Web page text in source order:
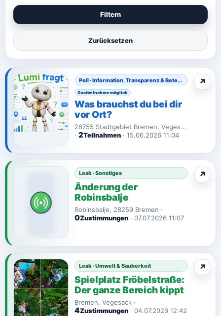
Filtern
Zurücksetzen
Poll · Information, Transparenz & Bete...
Gastteilnahme möglich
Was brauchst du bei dir
vor Ort?
28755 Stadtgebiet Bremen, Veges...
· 2Teilnahmen · 15.06.2026 11:04
↗
Leak · Sonstiges
Änderung der
Robinsbalje
Robinsbalje, 28259 Bremen ·
0Zustimmungen · 07.07.2026 11:07
↗
Leak · Umwelt & Sauberkeit
Spielplatz Fröbelstraße:
Der ganze Bereich kippt
Bremen, Vegesack ·
4Zustimmungen · 04.07.2026 12:42
↗